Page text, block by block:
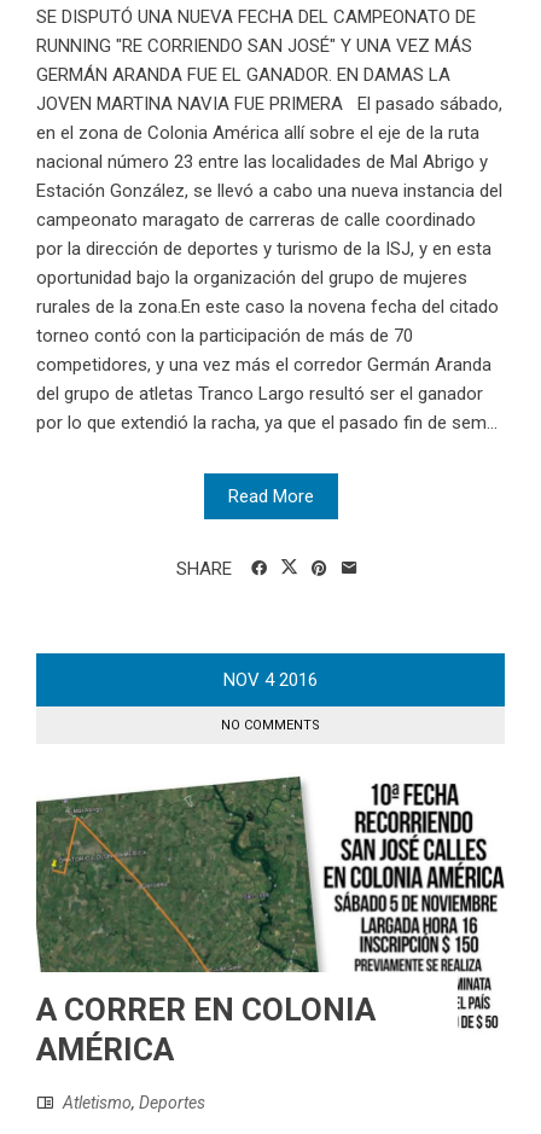
SE DISPUTÓ UNA NUEVA FECHA DEL CAMPEONATO DE
RUNNING "RE CORRIENDO SAN JOSÉ" Y UNA VEZ MÁS
GERMÁN ARANDA FUE EL GANADOR. EN DAMAS LA
JOVEN MARTINA NAVIA FUE PRIMERA El pasado sábado,
en el zona de Colonia América allí sobre el eje de la ruta
nacional número 23 entre las localidades de Mal Abrigo y
Estación González, se llevó a cabo una nueva instancia del
campeonato maragato de carreras de calle coordinado
por la dirección de deportes y turismo de la ISJ, y en esta
oportunidad bajo la organización del grupo de mujeres
rurales de la zona.En este caso la novena fecha del citado
torneo contó con la participación de más de 70
competidores, y una vez más el corredor Germán Aranda
del grupo de atletas Tranco Largo resultó ser el ganador
por lo que extendió la racha, ya que el pasado fin de sem...
Read More
SHARE
NOV 4 2016
NO COMMENTS
A CORRER EN COLONIA
AMÉRICA
Atletismo, Deportes